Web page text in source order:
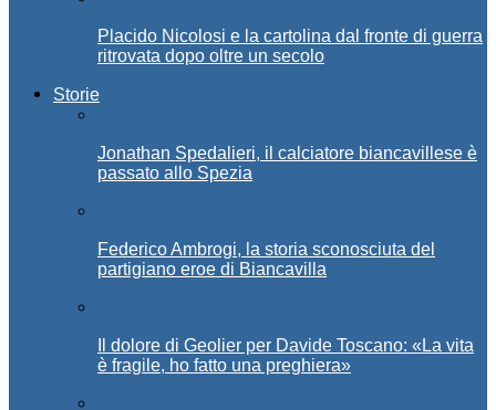
Placido Nicolosi e la cartolina dal fronte di guerra
ritrovata dopo oltre un secolo
Storie
Jonathan Spedalieri, il calciatore biancavillese è
passato allo Spezia
Federico Ambrogi, la storia sconosciuta del
partigiano eroe di Biancavilla
Il dolore di Geolier per Davide Toscano: «La vita
è fragile, ho fatto una preghiera»